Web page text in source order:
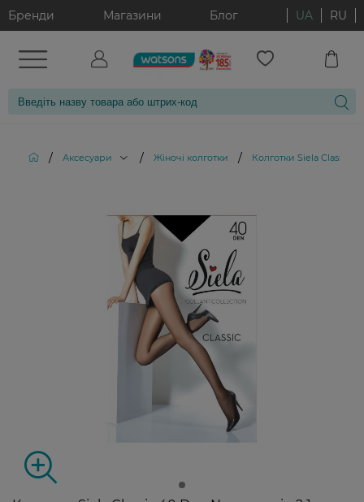
Бренди Магазини Блог UA RU
/ Аксесуари / Жіночі колготки / Колготки Siela Classic